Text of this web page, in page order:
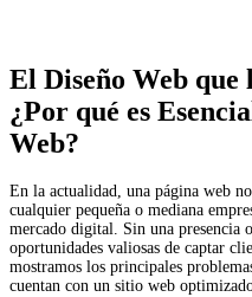
El Diseño Web
¿Por qué es
Web?
En la actualidad, una página web
cualquier pequeña o mediana
mercado digital. Sin una presencia
oportunidades valiosas de captar
mostramos los principales
cuentan con un sitio web